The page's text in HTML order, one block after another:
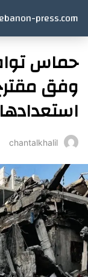
press.com
حماس
وفق
chantalkhalil